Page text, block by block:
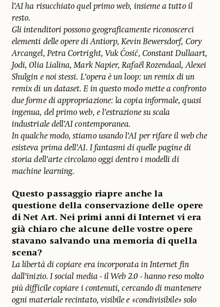
l’AI ha risucchiato quel primo web, insieme a tutto il
resto.
Gli intenditori possono geograficamente riconoscerci
elementi delle opere di Antiorp, Kevin Bewersdorf, Cory
Arcangel, Petra Cortright, Vuk Ćosić, Constant Dullaart,
Jodi, Olia Lialina, Mark Napier, Rafaël Rozendaal, Alexei
Shulgin e noi stessi. L’opera è un loop: un remix di un
remix di un dataset. E in questo modo mette a confronto
due forme di appropriazione: la copia informale, quasi
ingenua, del primo web, e l’estrazione su scala
industriale dell’AI contemporanea.
In qualche modo, stiamo usando l’AI per rifare il web che
esisteva prima dell’AI. I fantasmi di quelle pagine di
storia dell’arte circolano oggi dentro i modelli di
machine learning.
Questo passaggio riapre anche la
questione della conservazione delle opere
di Net Art. Nei primi anni di Internet vi era
già chiaro che alcune delle vostre opere
stavano salvando una memoria di quella
scena?
La libertà di copiare era incorporata in Internet fin
dall’inizio. I social media - il Web 2.0 - hanno reso molto
più difficile copiare i contenuti, cercando di mantenere
ogni materiale recintato, visibile e «condivisibile» solo